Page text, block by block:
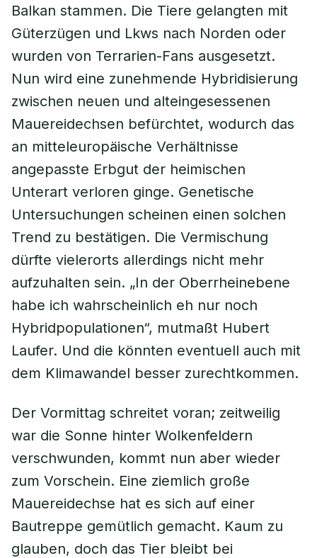
Balkan stammen. Die Tiere gelangten mit
Güterzügen und Lkws nach Norden oder
wurden von Terrarien-Fans ausgesetzt.
Nun wird eine zunehmende Hybridisierung
zwischen neuen und alteingesessenen
Mauereidechsen befürchtet, wodurch das
an mitteleuropäische Verhältnisse
angepasste Erbgut der heimischen
Unterart verloren ginge. Genetische
Untersuchungen scheinen einen solchen
Trend zu bestätigen. Die Vermischung
dürfte vielerorts allerdings nicht mehr
aufzuhalten sein. „In der Oberrheinebene
habe ich wahrscheinlich eh nur noch
Hybridpopulationen“, mutmaßt Hubert
Laufer. Und die könnten eventuell auch mit
dem Klimawandel besser zurechtkommen.
Der Vormittag schreitet voran; zeitweilig
war die Sonne hinter Wolkenfeldern
verschwunden, kommt nun aber wieder
zum Vorschein. Eine ziemlich große
Mauereidechse hat es sich auf einer
Bautreppe gemütlich gemacht. Kaum zu
glauben, doch das Tier bleibt bei